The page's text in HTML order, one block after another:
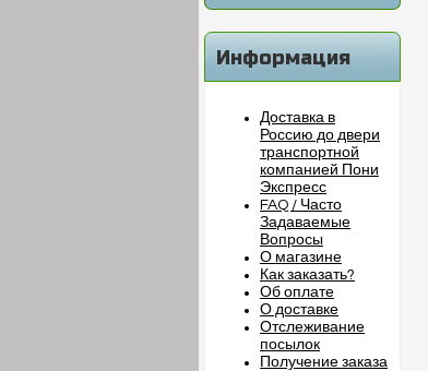
Информация
Доставка в
Россию до двери
транспортной
компанией Пони
Экспресс
FAQ / Часто
Задаваемые
Вопросы
О магазине
Как заказать?
Об оплате
О доставке
Отслеживание
посылок
Получение заказа